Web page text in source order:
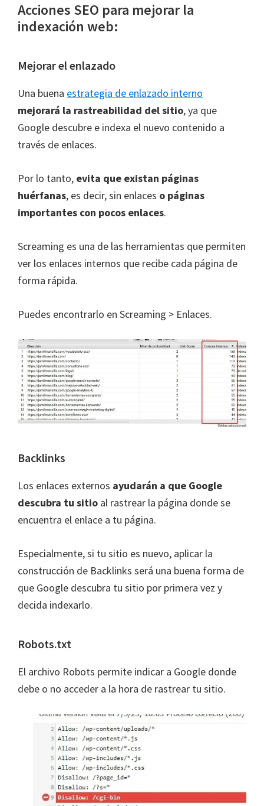
Acciones SEO para mejorar la
indexación web:
Mejorar el enlazado
Una buena estrategia de enlazado interno
mejorará la rastreabilidad del sitio, ya que
Google descubre e indexa el nuevo contenido a
través de enlaces.
Por lo tanto, evita que existan páginas
huérfanas, es decir, sin enlaces o páginas
importantes con pocos enlaces.
Screaming es una de las herramientas que permiten
ver los enlaces internos que recibe cada página de
forma rápida.
Puedes encontrarlo en Screaming > Enlaces.
Backlinks
Los enlaces externos ayudarán a que Google
descubra tu sitio al rastrear la página donde se
encuentra el enlace a tu página.
Especialmente, si tu sitio es nuevo, aplicar la
construcción de Backlinks será una buena forma de
que Google descubra tu sitio por primera vez y
decida indexarlo.
Robots.txt
El archivo Robots permite indicar a Google donde
debe o no acceder a la hora de rastrear tu sitio.